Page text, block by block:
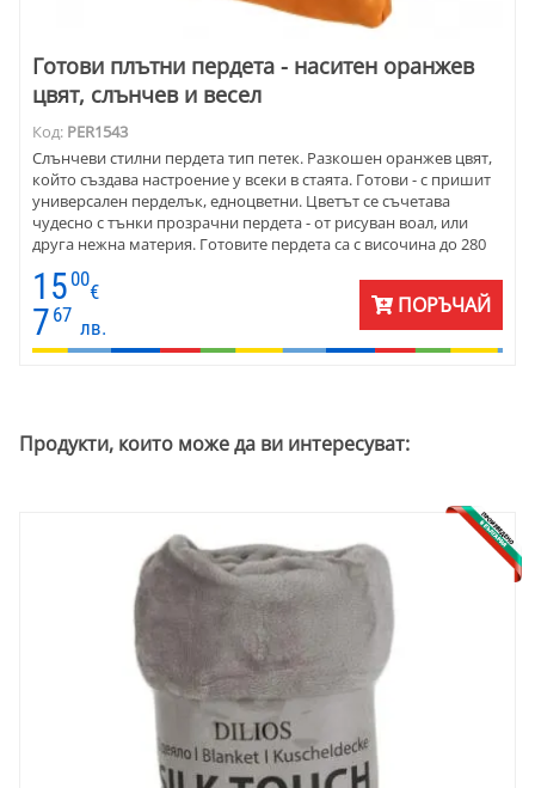
Готови плътни пердета - наситен оранжев
цвят, слънчев и весел
Код: PER1543
Слънчеви стилни пердета тип петек. Разкошен оранжев цвят,
който създава настроение у всеки в стаята. Готови - с пришит
универсален перделък, едноцветни. Цветът се съчетава
чудесно с тънки прозрачни пердета - от рисуван воал, или
друга нежна материя. Готовите пердета са с височина до 280
перде. Оранжевият цвят е по-ярък - като на снимката с
многото пердета, номер 10.
15 00
€
7 67
лв.
ПОРЪЧАЙ
Продукти, които може да ви интересуват: